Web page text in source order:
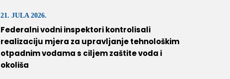
21. JULA 2026.
Federalni vodni inspektori kontrolisali
realizaciju mjera za upravljanje tehnološkim
otpadnim vodama s ciljem zaštite voda i
okoliša